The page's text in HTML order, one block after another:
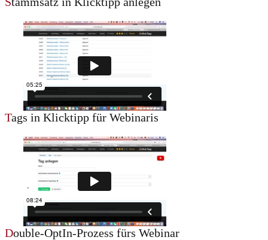
Tags in Klicktipp für Webinaris
Double-OptIn-Prozess fürs Webinar